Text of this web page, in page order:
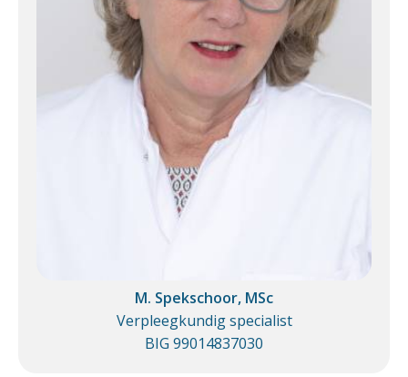
M. Spekschoor, MSc
Verpleegkundig specialist
BIG 99014837030